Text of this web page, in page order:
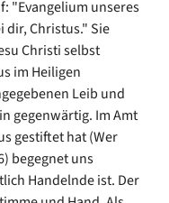
"Evangelium unseres
dir, Christus." Sie
Christi selbst
im Heiligen
Leib und
gegenwärtig. Im Amt
gestiftet hat (Wer
begegnet uns
Handelnde ist. Der